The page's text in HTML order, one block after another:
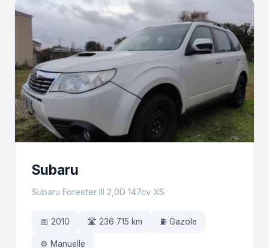
Subaru
Subaru Forester III 2,0D 147cv XS
📅 2010 🛣️ 236 715 km ⛽ Gazole
⚙️ Manuelle